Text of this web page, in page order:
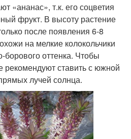
«ананас», т.к. его соцветия
фрукт. В высоту растение
после появления 6-8
на мелкие колокольчики
борового оттенка. Чтобы
рекомендуют ставить с южной
лучей солнца.